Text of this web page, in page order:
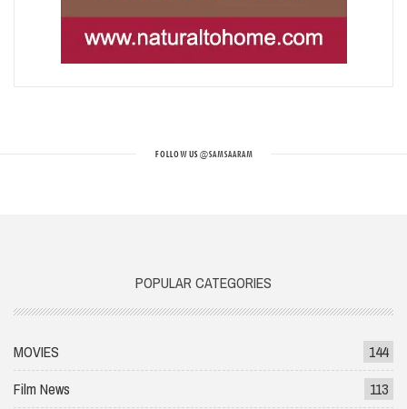
FOLLOW US@SAMSAARAM
POPULAR CATEGORIES
MOVIES
144
Film News
113